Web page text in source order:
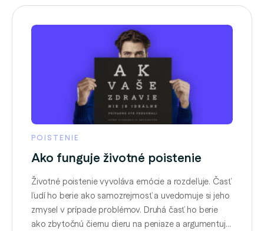
POISTENIE
Ako funguje životné poistenie
Životné poistenie vyvoláva emócie a rozdeľuje. Časť
ľudí ho berie ako samozrejmosť a uvedomuje si jeho
zmysel v prípade problémov. Druhá časť ho berie
ako zbytočnú čiernu dieru na peniaze a argumentuje